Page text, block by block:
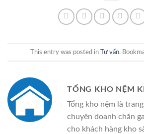
This entry was posted in Tư vấn.
TỔNG KHO NỆM
Tổng kho nệm là
chuyên doanh chăn
cho khách hàng kho